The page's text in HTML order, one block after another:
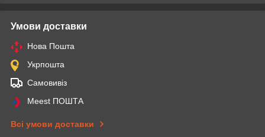
Умови доставки
Нова Пошта
Укрпошта
Самовивіз
Meest ПОШТА
Всі умови доставки